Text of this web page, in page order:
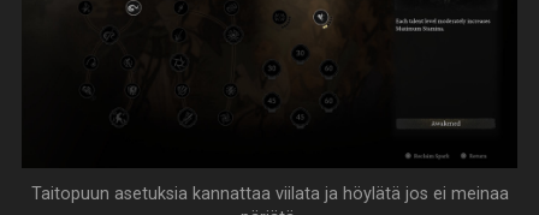
Taitopuun asetuksia kannattaa viilata ja höylätä jos ei meinaa